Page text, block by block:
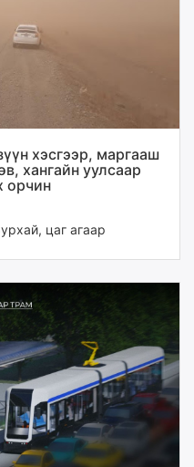
хэсгээр, маргааш
хангайн уулсаар
орчин
цаг агаар